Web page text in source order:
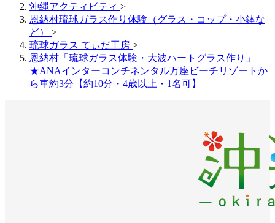
沖縄アクティビティ >
恩納村琉球ガラス作り体験（グラス・コップ・小鉢な
ど） >
琉球ガラス てぃだ工房 >
恩納村「琉球ガラス体験・大波ハートグラス作り」
★ANAインターコンチネンタル万座ビーチリゾートか
ら車約3分【約10分・4歳以上・1名可】